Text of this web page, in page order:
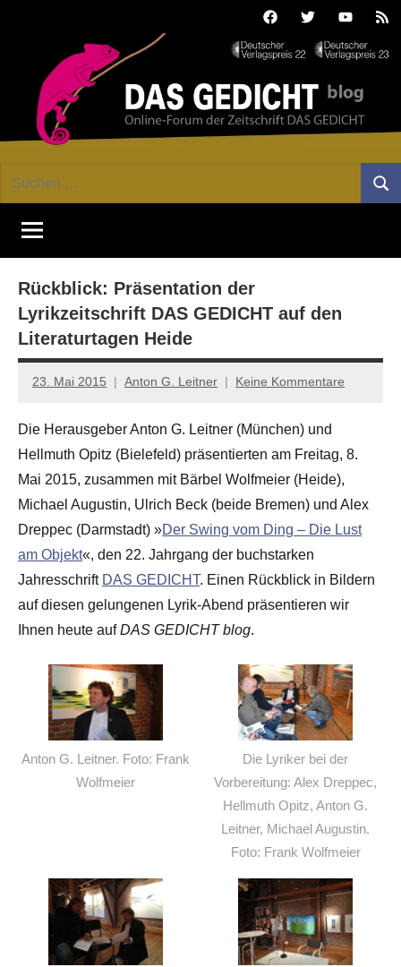
FacebookTwitterYoutube
GEDICHT
blog
Forum
von
DAS
Lyrik,
Essay
Suchen
Rückblick: Präsentation der
Lyrikzeitschrift DAS GEDICHT auf den
Literaturtagen Heide
23. Mai 2015 Anton G. Leitner Keine Kommentare
Die Herausgeber Anton G. Leitner (München) und
Hellmuth Opitz (Bielefeld) präsentierten am Freitag, 8.
Mai 2015, zusammen mit Bärbel Wolfmeier (Heide),
Michael Augustin, Ulrich Beck (beide Bremen) und Alex
Dreppec (Darmstadt) »Der Swing vom Ding – Die Lust
am Objekt«, den 22. Jahrgang der buchstarken
Jahresschrift DAS GEDICHT. Einen Rückblick in Bildern
auf diesen gelungenen Lyrik-Abend präsentieren wir
Ihnen heute aufDAS GEDICHT blog.
Anton G. Leitner. Foto: Frank
Wolfmeier
Die Lyriker bei der
Vorbereitung: Alex Dreppec,
Hellmuth Opitz, Anton G.
Leitner, Michael Augustin.
Foto: Frank Wolfmeier